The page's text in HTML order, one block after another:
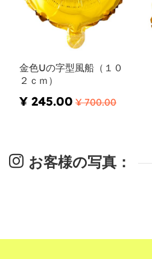
金色Uの字型風船（１０
２ｃｍ）
¥ 245.00 ¥ 700.00
お客様の写真：